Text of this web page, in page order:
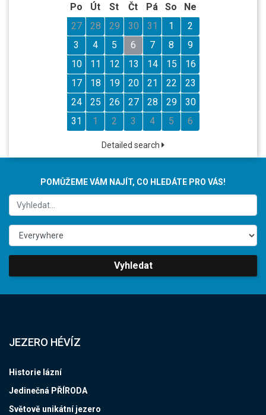
Po
Út St Čt Pá So
Ne
27
28 29 30 31 1
2
3
4 5 6 7 8
9
10
11 12 13 14 15
16
17
18 19 20 21 22
23
24
25 26 27 28 29
30
31
1 2 3 4 5 6
Detailed search
POMŮŽEME VÁM NAJÍT, CO HLEDÁTE PRO VÁS!
Vyhledat
JEZERO HÉVÍZ
Historie lázní
Jedinečná PŘÍRODA
Světově unikátní jezero